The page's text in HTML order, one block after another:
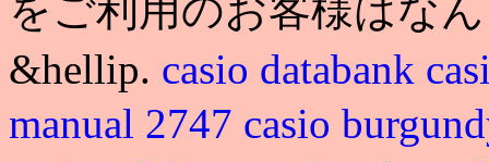
をご利用のお客様はな
&hellip. casio databank
manual 2747 casio